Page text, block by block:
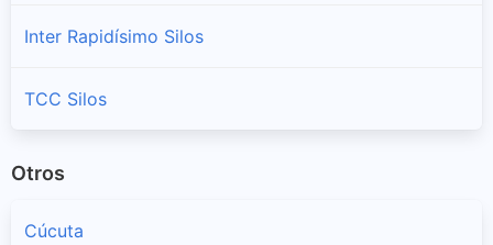
Inter Rapidísimo Silos
TCC Silos
Otros
Cúcuta